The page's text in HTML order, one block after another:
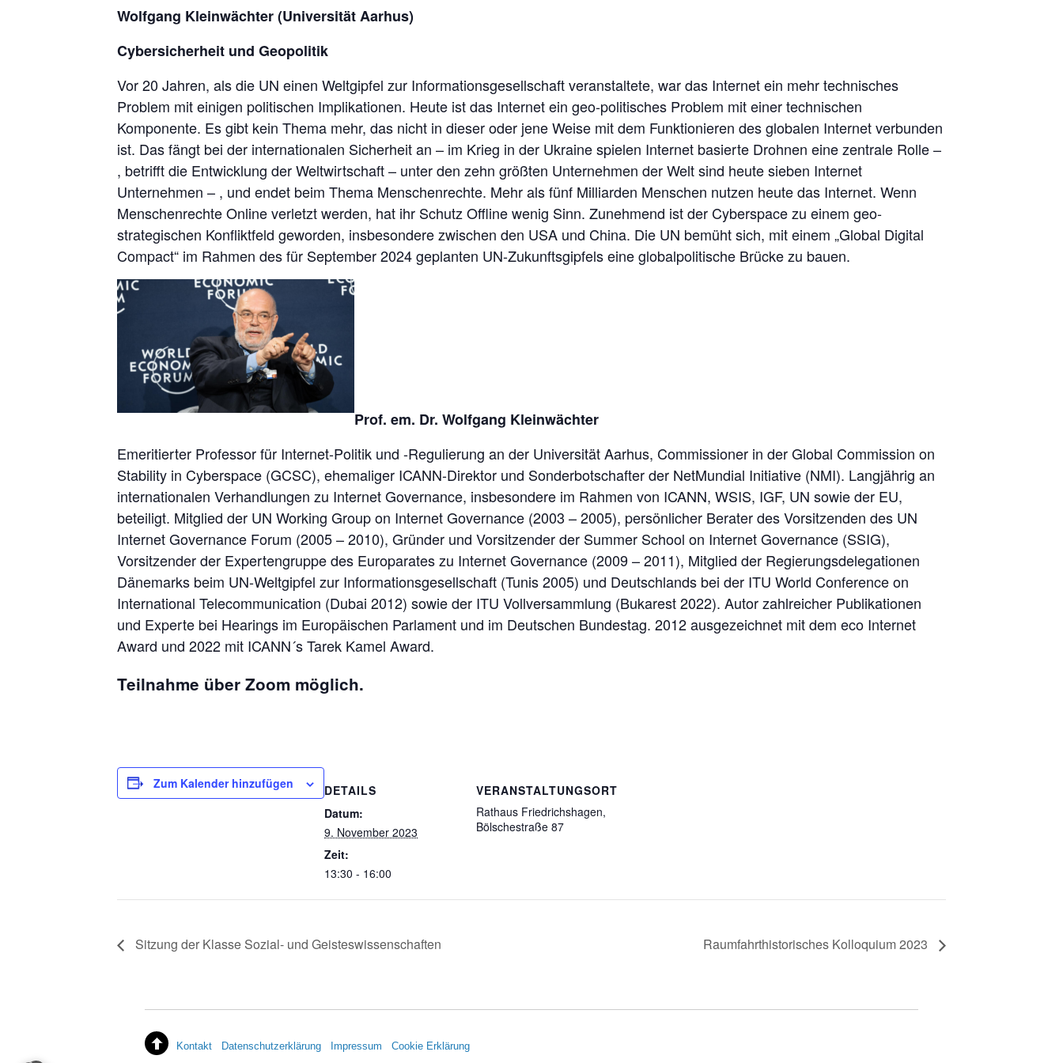
Wolfgang Kleinwächter (Universität Aarhus)
Cybersicherheit und Geopolitik
Vor 20 Jahren, als die UN einen Weltgipfel zur Informationsgesellschaft veranstaltete, war das Internet ein mehr technisches
Problem mit einigen politischen Implikationen. Heute ist das Internet ein geo-politisches Problem mit einer technischen
Komponente. Es gibt kein Thema mehr, das nicht in dieser oder jene Weise mit dem Funktionieren des globalen Internet verbunden
ist. Das fängt bei der internationalen Sicherheit an – im Krieg in der Ukraine spielen Internet basierte Drohnen eine zentrale Rolle –
, betrifft die Entwicklung der Weltwirtschaft – unter den zehn größten Unternehmen der Welt sind heute sieben Internet
Unternehmen – , und endet beim Thema Menschenrechte. Mehr als fünf Milliarden Menschen nutzen heute das Internet. Wenn
Menschenrechte Online verletzt werden, hat ihr Schutz Offline wenig Sinn. Zunehmend ist der Cyberspace zu einem geo-
strategischen Konfliktfeld geworden, insbesondere zwischen den USA und China. Die UN bemüht sich, mit einem „Global Digital
Compact“ im Rahmen des für September 2024 geplanten UN-Zukunftsgipfels eine globalpolitische Brücke zu bauen.
Prof. em. Dr. Wolfgang Kleinwächter
Emeritierter Professor für Internet-Politik und -Regulierung an der Universität Aarhus, Commissioner in der Global Commission on
Stability in Cyberspace (GCSC), ehemaliger ICANN-Direktor und Sonderbotschafter der NetMundial Initiative (NMI). Langjährig an
internationalen Verhandlungen zu Internet Governance, insbesondere im Rahmen von ICANN, WSIS, IGF, UN sowie der EU,
beteiligt. Mitglied der UN Working Group on Internet Governance (2003 – 2005), persönlicher Berater des Vorsitzenden des UN
Internet Governance Forum (2005 – 2010), Gründer und Vorsitzender der Summer School on Internet Governance (SSIG),
Vorsitzender der Expertengruppe des Europarates zu Internet Governance (2009 – 2011), Mitglied der Regierungsdelegationen
Dänemarks beim UN-Weltgipfel zur Informationsgesellschaft (Tunis 2005) und Deutschlands bei der ITU World Conference on
International Telecommunication (Dubai 2012) sowie der ITU Vollversammlung (Bukarest 2022). Autor zahlreicher Publikationen
und Experte bei Hearings im Europäischen Parlament und im Deutschen Bundestag. 2012 ausgezeichnet mit dem eco Internet
Award und 2022 mit ICANN´s Tarek Kamel Award.
Teilnahme über Zoom möglich.
Zum Kalender hinzufügen
DETAILS
Datum:
9. November 2023
Zeit:
13:30 - 16:00
VERANSTALTUNGSORT
Rathaus Friedrichshagen,
Bölschestraße 87
Sitzung der Klasse Sozial- und Geisteswissenschaften Raumfahrthistorisches Kolloquium 2023
Kontakt Datenschutzerklärung Impressum Cookie Erklärung